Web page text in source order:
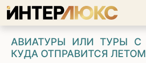
АВИАТУРЫ ИЛИ ТУРЫ С
КУДА ОТПРАВИТСЯ ЛЕТОМ